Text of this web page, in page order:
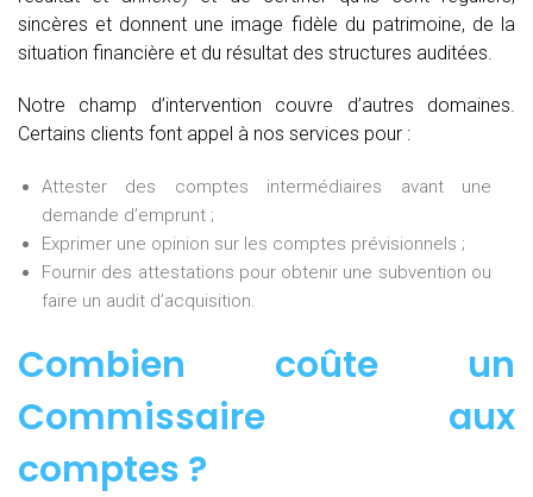
sincères et donnent une image fidèle du patrimoine, de la
situation financière et du résultat des structures auditées.
Notre champ d’intervention couvre d’autres domaines.
Certains clients font appel à nos services pour :
Attester des comptes intermédiaires avant une
demande d’emprunt ;
Exprimer une opinion sur les comptes prévisionnels ;
Fournir des attestations pour obtenir une subvention ou
faire un audit d’acquisition.
Combien coûte un
Commissaire aux
comptes ?